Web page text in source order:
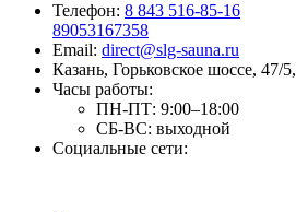
Телефон: 8 843 516-85-16
89053167358
Email: direct@slg-sauna.ru
Казань, Горьковское шоссе, 47/
Часы работы:
ПН-ПТ: 9:00–18:00
СБ-ВС: выходной
Социальные сети: